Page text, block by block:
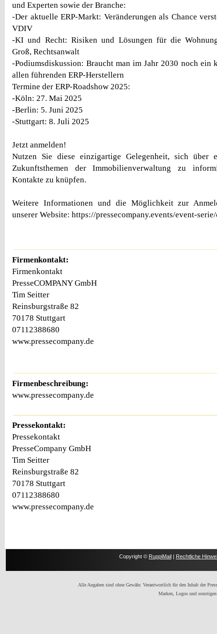
und Experten sowie der Branche:
-Der aktuelle ERP-Markt: Veränderungen als Chance
VDIV
-KI und Recht: Risiken und Lösungen für die
Groß, Rechtsanwalt
-Podiumsdiskussion: Braucht man im Jahr 2030 noch ein
allen führenden ERP-Herstellern
Termine der ERP-Roadshow 2025:
-Köln: 27. Mai 2025
-Berlin: 5. Juni 2025
-Stuttgart: 8. Juli 2025
Jetzt anmelden!
Nutzen Sie diese einzigartige Gelegenheit, sich über
Zukunftsthemen der Immobilienverwaltung zu
Kontakte zu knüpfen.
Weitere Informationen und die Möglichkeit zur
unserer Website: https://pressecompany.events/event-
Firmenkontakt:
Firmenkontakt
PresseCOMPANY GmbH
Tim Seitter
Reinsburgstraße 82
70178 Stuttgart
07112388680
www.pressecompany.de
Firmenbeschreibung:
www.pressecompany.de
Pressekontakt:
Pressekontakt
PresseCompany GmbH
Tim Seitter
Reinsburgstraße 82
70178 Stuttgart
07112388680
www.pressecompany.de
Copyright ©RuppiMail|Rechtliche
Alle Angaben sind ohne Gewähr. Verantwortlich für den Inhalt der
Marken, Logos und